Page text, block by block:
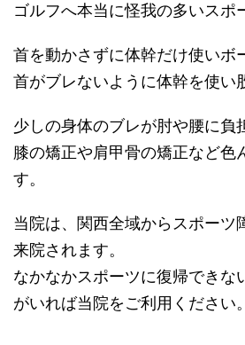
ゴルフへ本当に怪我の多いスポ
首を動かさずに体幹だけ使いボ
首がブレないように体幹を使い
少しの身体のブレが肘や腰に負
膝の矯正や肩甲骨の矯正など色
す。
当院は、関西全域からスポーツ
来院されます。
なかなかスポーツに復帰できな
がいれば当院をご利用ください。